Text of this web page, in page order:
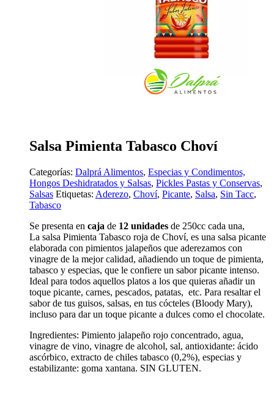
Salsa Pimienta Tabasco Choví
Categorías: Dalprá Alimentos, Especias y Condimentos,
Hongos Deshidratados y Salsas, Pickles Pastas y Conservas,
Salsas Etiquetas: Aderezo, Choví, Picante, Salsa, Sin Tacc,
Tabasco
Se presenta en caja de 12 unidades de 250cc cada una,
La salsa Pimienta Tabasco roja de Choví, es una salsa picante
elaborada con pimientos jalapeños que aderezamos con
vinagre de la mejor calidad, añadiendo un toque de pimienta,
tabasco y especias, que le confiere un sabor picante intenso.
Ideal para todos aquellos platos a los que quieras añadir un
toque picante, carnes, pescados, patatas, etc. Para resaltar el
sabor de tus guisos, salsas, en tus cócteles (Bloody Mary),
incluso para dar un toque picante a dulces como el chocolate.
Ingredientes: Pimiento jalapeño rojo concentrado, agua,
vinagre de vino, vinagre de alcohol, sal, antioxidante: ácido
ascórbico, extracto de chiles tabasco (0,2%), especias y
estabilizante: goma xantana. SIN GLUTEN.